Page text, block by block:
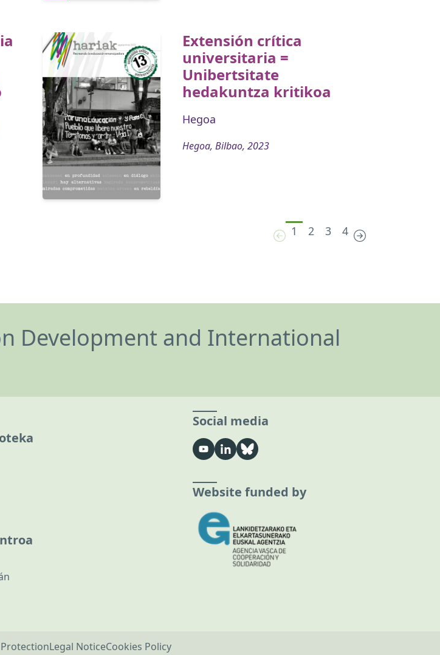
Extensión crítica
universitaria =
Unibertsitate
hedakuntza kritikoa
Hegoa
Hegoa, Bilbao, 2023
1 2 3 4
Development and International
Social media
Website funded by
Legal NoticeCookies Policy